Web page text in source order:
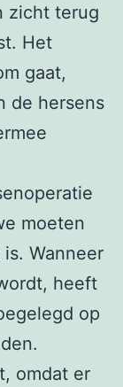
zicht terug
Het
gaat,
de hersens
moeten
Wanneer
heeft
op
omdat er